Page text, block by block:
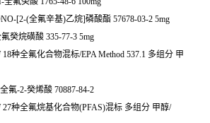
[2-(全氟辛基)乙烷]磷酸酯 57678-03-2 5mg
癸烷磺酸 335-77-3 5mg
种全氟化合物混标/EPA Method 537.1 多组分 甲
氟-2-癸烯酸 70887-84-2
27种全氟烷基化合物(PFAS)混标 多组分 甲醇/